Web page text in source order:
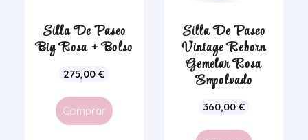
Silla De Paseo
Big Rosa + Bolso
275,00€
Comprar
Silla De Paseo
Vintage Reborn
Gemelar Rosa
Empolvado
360,00€